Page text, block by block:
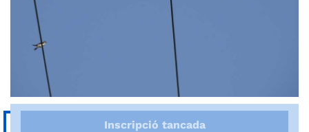
Inscripció tancada